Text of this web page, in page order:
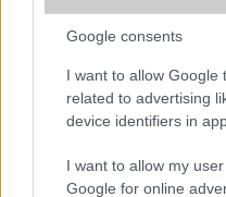
Google consents
I want to allow Google
related to advertising
device identifiers in
I want to allow my
Google for online
Új és Használt GSM